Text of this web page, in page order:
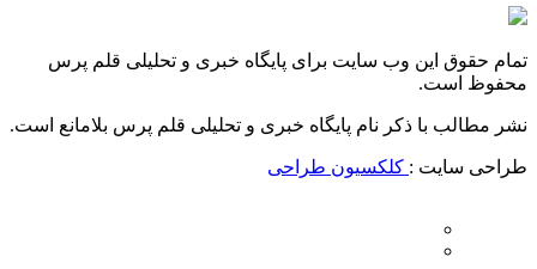
تمام حقوق این وب سایت برای پایگاه خبری و تحلیلی قلم پرس
محفوظ است.
نشر مطالب با ذکر نام پایگاه خبری و تحلیلی قلم پرس بلامانع است.
طراحی سایت : کلکسیون طراحی